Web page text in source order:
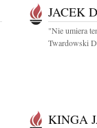
JACEK
"Nie umiera
Twardowski
KINGA